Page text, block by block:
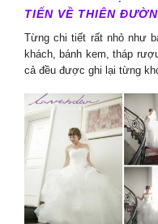
TIẾN VỀ THIÊN
Từng chi tiết rất nhỏ như
khách, bánh kem, tháp
cả đều được ghi lại từng